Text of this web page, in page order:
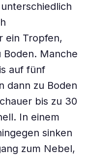
ein Tropfen,
Manche
auf fünf
dann zu Boden
bis zu 30
In einem
sinken
zum Nebel,